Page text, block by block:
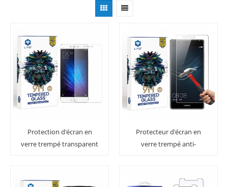
Protection d'écran en
verre trempé transparent
Protecteur d'écran en
verre trempé anti-